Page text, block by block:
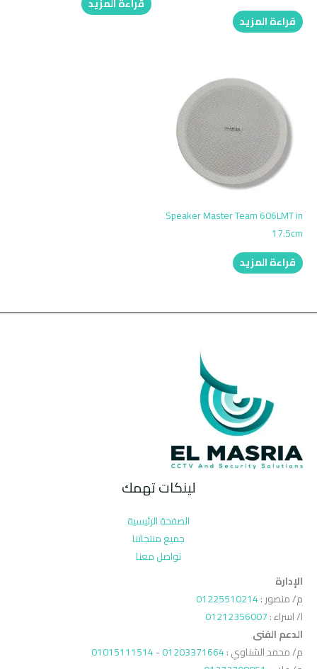
قراءة المزيد
Speaker Master Team 606LMT in
17.5cm
قراءة المزيد
لينكات تهمك
الصفحة الرئيسية
جميع منتجاتنا
تواصل معنا
الإدارة
م/ منصور :01225510214
ا/ اسراء :01212356007
الدعم الفنى
م/ محمد الشناوي :01203371664
-
01015111514